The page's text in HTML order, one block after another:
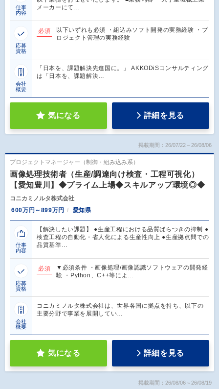
仕事
内容
メーカーにて…
応募
資格
必須
以下いずれも必須 ・組込みソフト開発の実務経験 ・プ
ロジェクト管理の実務経験
会社
概要
「日本を、課題解決先進国に。」 AKKODiSコンサルティング
は「日本を、課題解決…
気になる 詳細を見る
掲載期間：26/07/22～26/08/06
プロジェクトマネージャー（制御・組み込み系）
画像処理技術者（生産/調達向け検査・工程可視化）
【愛知豊川】◆プライム上場◆スキルアップ環境◎◆
コニカミノルタ株式会社
600万円～899万円
愛知県
仕事
内容
【解決したい課題】 ●生産工程における品質ばらつきの抑制 ●
検査工程の自動化・省人化による生産性向上 ●生産拠点間での
品質基準…
応募
資格
必須
▼必須条件 ・画像処理/画像認識ソフトウェアの開発経
験 ・Python、C++等によ…
会社
概要
コニカミノルタ株式会社は、世界各国に拠点を持ち、以下の
主要分野で事業を展開してい…
気になる 詳細を見る
掲載期間：26/08/06～26/08/19